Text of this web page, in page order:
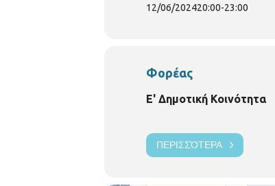
12/06/202420:00-23:00
Φορέας
Ε' Δημοτική Κοινότητα
ΠΕΡΙΣΣΌΤΕΡΑ